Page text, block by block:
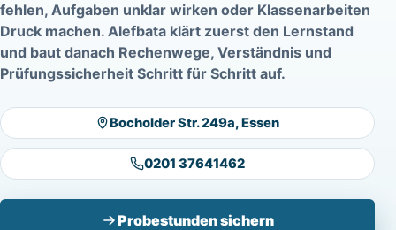
fehlen, Aufgaben unklar wirken oder Klassenarbeiten
Druck machen. Alefbata klärt zuerst den Lernstand
und baut danach Rechenwege, Verständnis und
Prüfungssicherheit Schritt für Schritt auf.
Bocholder Str. 249a, Essen
0201 37641462
Probestunden sichern